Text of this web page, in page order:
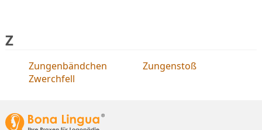
Z
Zungenbändchen
Zungenstoß
Zwerchfell